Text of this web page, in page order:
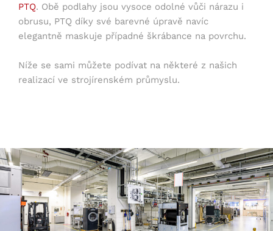
PTQ. Obě podlahy jsou vysoce odolné vůči nárazu i
obrusu, PTQ díky své barevné úpravě navíc
elegantně maskuje případné škrábance na povrchu.
Níže se sami můžete podívat na některé z našich
realizací ve strojírenském průmyslu.